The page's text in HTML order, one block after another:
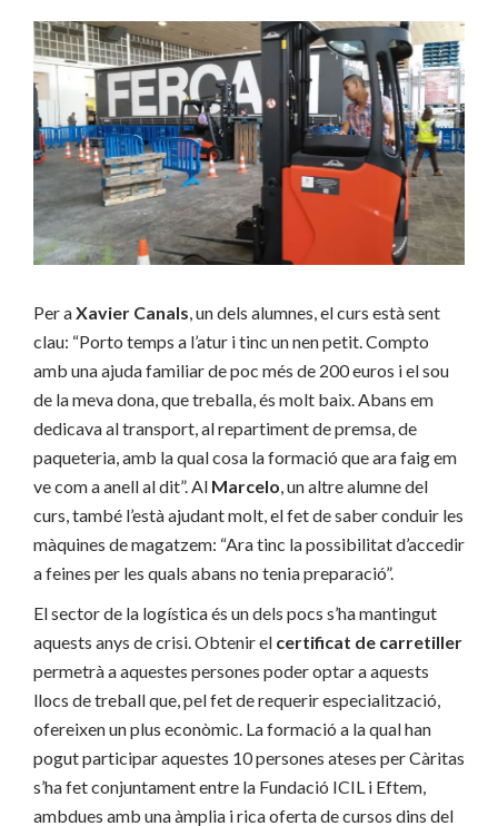
Per aXavier Canals , un dels alumnes, el curs està sent
clau: “Porto temps a l’atur i tinc un nen petit. Compto
amb una ajuda familiar de poc més de 200 euros i el sou
de la meva dona, que treballa, és molt baix. Abans em
dedicava al transport, al repartiment de premsa, de
paqueteria, amb la qual cosa la formació que ara faig em
ve com a anell al dit”. Al Marcelo , un altre alumne del
curs, també l’està ajudant molt, el fet de saber conduir les
màquines de magatzem: “Ara tinc la possibilitat d’accedir
a feines per les quals abans no tenia preparació”.
El sector de la logística és un dels pocs s’ha mantingut
aquests anys de crisi. Obtenir el certificat de carretiller
permetrà a aquestes persones poder optar a aquests
llocs de treball que, pel fet de requerir especialització,
ofereixen un plus econòmic. La formació a la qual han
pogut participar aquestes 10 persones ateses per Càritas
s’ha fet conjuntament entre la Fundació ICIL i Eftem,
ambdues amb una àmplia i rica oferta de cursos dins del